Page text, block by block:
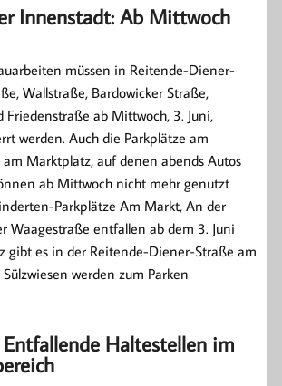
Innenstadt: Ab Mittwoch
müssen in Reitende-Diener-
Wallstraße, Bardowicker Straße,
Friedenstraße ab Mittwoch, 3. Juni,
werden. Auch die Parkplätze am
Marktplatz, auf denen abends Autos
ab Mittwoch nicht mehr genutzt
Parkplätze Am Markt, An der
Waagestraße entfallen ab dem 3. Juni
gibt es in der Reitende-Diener-Straße am
werden zum Parken
Entfallende Haltestellen im